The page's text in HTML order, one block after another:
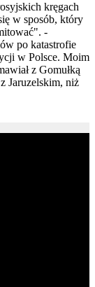
kręgach
w sposób, który
-
po katastrofie
w Polsce. Moim
z Gomułką
Jaruzelskim, niż